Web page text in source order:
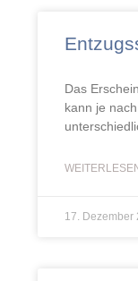
Das
kann je
17. Dezember